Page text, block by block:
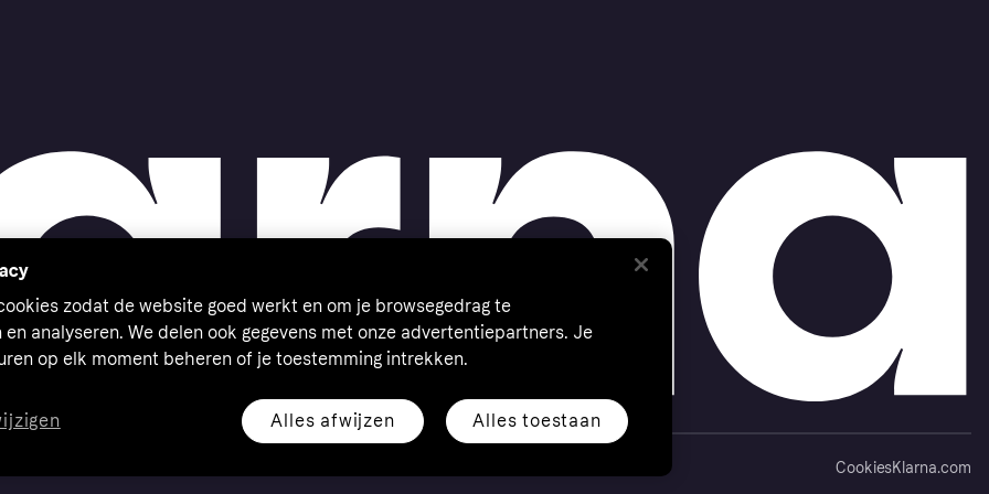
CookiesKlarna.com
zodat de website goed werkt en om je browsegedrag te
analyseren. We delen ook gegevens met onze advertentiepartners. Je
op elk moment beheren of je toestemming intrekken.
Alles afwijzen Alles toestaan